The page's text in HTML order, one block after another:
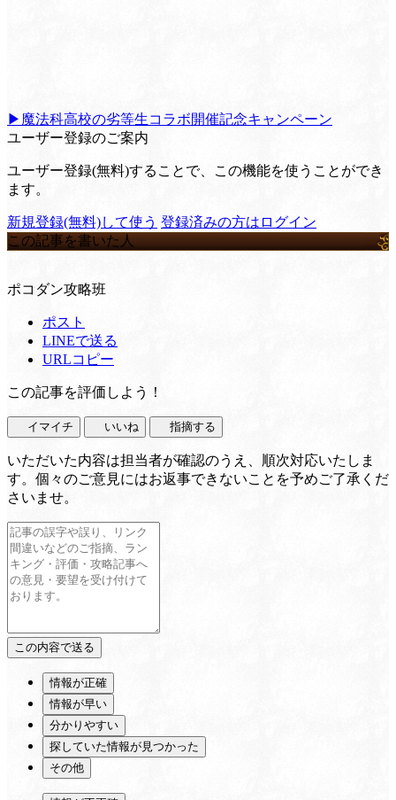
▶魔法科高校の劣等生コラボ開催記念キャンペーン
ユーザー登録のご案内
ユーザー登録(無料)することで、この機能を使うことができ
ます。
新規登録(無料)して使う 登録済みの方はログイン
この記事を書いた人
ポコダン攻略班
ポスト
LINEで送る
URLコピー
この記事を評価しよう！
イマイチ いいね 指摘する
いただいた内容は担当者が確認のうえ、順次対応いたしま
す。個々のご意見にはお返事できないことを予めご了承くだ
さいませ。
情報が正確
情報が早い
分かりやすい
探していた情報が見つかった
その他